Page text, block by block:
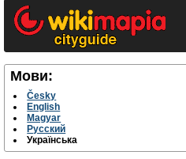
Мови:
Česky
English
Magyar
Русский
Українська